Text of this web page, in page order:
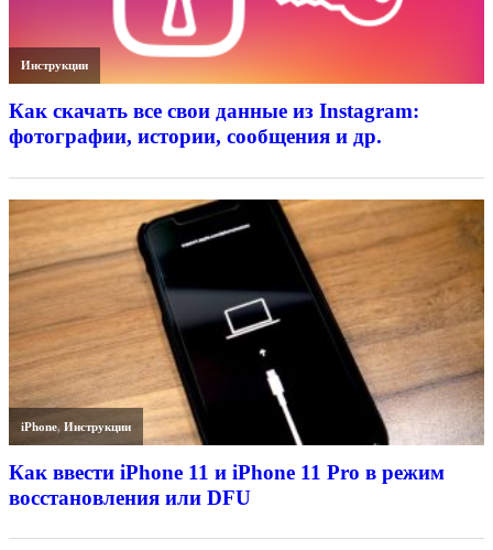
Инструкции
Как скачать все свои данные из Instagram:
фотографии, истории, сообщения и др.
iPhone,Инструкции
Как ввести iPhone 11 и iPhone 11 Pro в режим
восстановления или DFU